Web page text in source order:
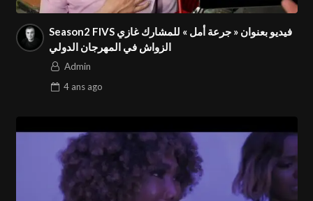
Season2 FIVS فيديو بعنوان « جرعة أمل » للمشارك غازي
الزواش في المهرجان الدولي
Admin
4 ans ago